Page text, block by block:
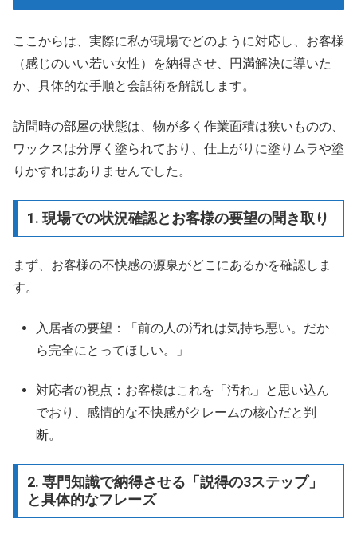
ここからは、実際に私が現場でどのように対応し、お客様
（感じのいい若い女性）を納得させ、円満解決に導いた
か、具体的な手順と会話術を解説します。
訪問時の部屋の状態は、物が多く作業面積は狭いものの、
ワックスは分厚く塗られており、仕上がりに塗りムラや塗
りかすれはありませんでした。
1. 現場での状況確認とお客様の要望の聞き取り
まず、お客様の不快感の源泉がどこにあるかを確認しま
す。
入居者の要望：「前の人の汚れは気持ち悪い。だか
ら完全にとってほしい。」
対応者の視点：お客様はこれを「汚れ」と思い込ん
でおり、感情的な不快感がクレームの核心だと判
断。
2. 専門知識で納得させる「説得の3ステップ」
と具体的なフレーズ